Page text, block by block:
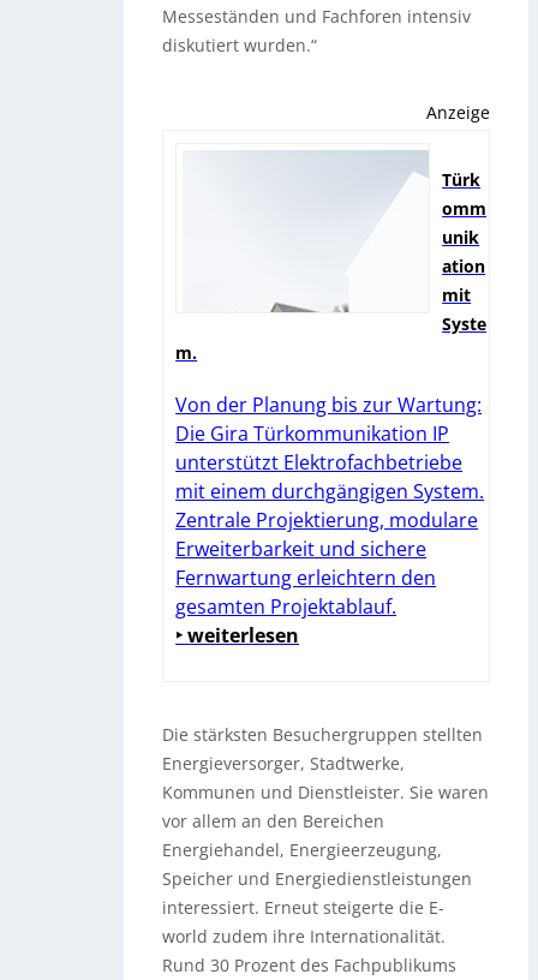
Messeständen und Fachforen intensiv
diskutiert wurden.“
Anzeige
Türk
omm
unik
ation
mit
Syste
m.
Von der Planung bis zur Wartung:
Die Gira Türkommunikation IP
unterstützt Elektrofachbetriebe
mit einem durchgängigen System.
Zentrale Projektierung, modulare
Erweiterbarkeit und sichere
Fernwartung erleichtern den
gesamten Projektablauf.
‣ weiterlesen
Die stärksten Besuchergruppen stellten
Energieversorger, Stadtwerke,
Kommunen und Dienstleister. Sie waren
vor allem an den Bereichen
Energiehandel, Energieerzeugung,
Speicher und Energiedienstleistungen
interessiert. Erneut steigerte die E-
world zudem ihre Internationalität.
Rund 30 Prozent des Fachpublikums